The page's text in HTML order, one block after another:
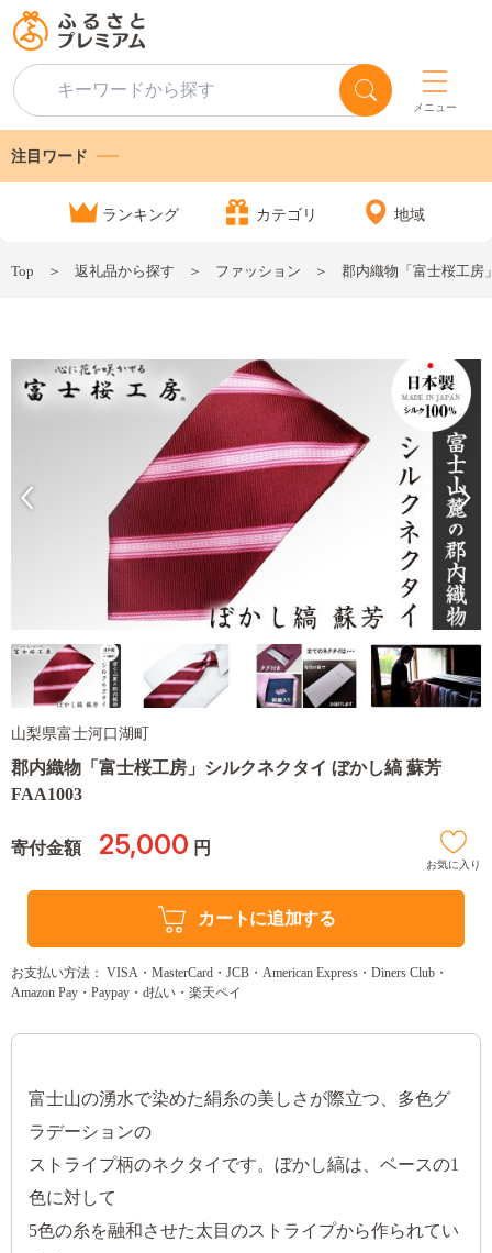
メニュー
注目ワード
ランキング カテゴリ 地域
Top 返礼品から探す ファッション 郡内織物「富士桜工房
山梨県富士河口湖町
郡内織物「富士桜工房」シルクネクタイ ぼかし縞 蘇芳
FAA1003
寄付金額 25,000 円
お気に入り
カートに追加する
お支払い方法： VISA・MasterCard・JCB・American Express・Diners Club・
Amazon Pay・Paypay・d払い・楽天ペイ
富士山の湧水で染めた絹糸の美しさが際立つ、多色グ
ラデーションの
ストライプ柄のネクタイです。ぼかし縞は、ベースの1
色に対して
5色の糸を融和させた太目のストライプから作られてい